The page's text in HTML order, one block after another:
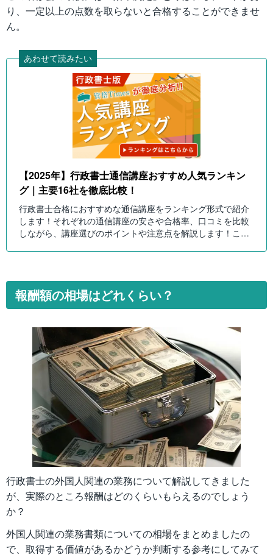
り、一定以上の点数を取らないと合格することができませ
ん。
あわせて読みたい
【2025年】行政書士通信講座おすすめ人気ランキン
グ｜主要16社を徹底比較！
行政書士合格におすすめな通信講座をランキング形式で紹介
します！それぞれの通信講座の安さや合格率、口コミを比較
しながら、講座選びのポイントや注意点を解説します！これ
報酬額の相場はどれくらい？
行政書士の外国人関連の業務について解説してきました
が、実際のところ報酬はどのくらいもらえるのでしょう
か？
外国人関連の業務書類についての相場をまとめましたの
で、取得する価値があるかどうか判断する参考にしてみて